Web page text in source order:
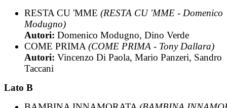
RESTA CU 'MME (RESTA CU 'MME - Domenico
Modugno)
Autori: Domenico Modugno, Dino Verde
COME PRIMA(COME PRIMA - Tony Dallara)
Autori: Vincenzo Di Paola, Mario Panzeri, Sandro
Taccani
Lato B